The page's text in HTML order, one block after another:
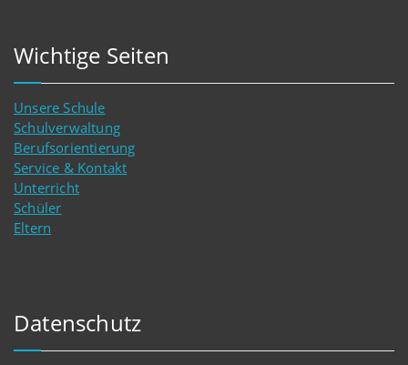
Wichtige Seiten
Unsere Schule
Schulverwaltung
Berufsorientierung
Service & Kontakt
Unterricht
Schüler
Eltern
Datenschutz